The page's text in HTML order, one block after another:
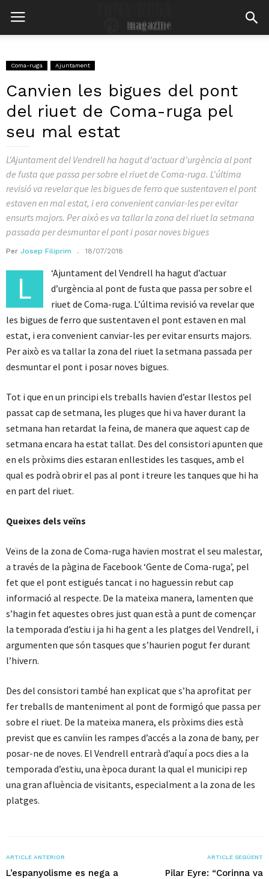
Coma-ruga Ajuntament
Canvien les bigues del pont
del riuet de Coma-ruga pel
seu mal estat
L'Ajuntament del Vendrell ha hagut d'actuar d'urgència al pont
de fusta que passa per sobre el riuet de Coma-ruga. L'última
revisió va revelar que les bigues de ferro que sustentaven el pont
estaven en mal estat, i era convenient canviar-les per evitar
ensurts majors. Per això es va tallar la zona del riuet la setmana
passada per desmuntar el pont i posar noves bigues
Per Josep Filiprim 18/07/2018
L
‘Ajuntament del Vendrell ha hagut d’actuar
d’urgència al pont de fusta que passa per sobre el
riuet de Coma-ruga. L’última revisió va revelar que
les bigues de ferro que sustentaven el pont estaven en mal
estat, i era convenient canviar-les per evitar ensurts majors.
Per això es va tallar la zona del riuet la setmana passada per
desmuntar el pont i posar noves bigues.
Tot i que en un principi els treballs havien d’estar llestos pel
passat cap de setmana, les pluges que hi va haver durant la
setmana han retardat la feina, de manera que aquest cap de
setmana encara ha estat tallat. Des del consistori apunten que
en els pròxims dies estaran enllestides les tasques, amb el
qual es podrà obrir el pas al pont i treure les tanques que hi ha
en part del riuet.
Queixes dels veïns
Veïns de la zona de Coma-ruga havien mostrat el seu malestar,
a través de la pàgina de Facebook ‘Gente de Coma-ruga’, pel
fet que el pont estigués tancat i no haguessin rebut cap
informació al respecte. De la mateixa manera, lamenten que
s’hagin fet aquestes obres just quan està a punt de començar
la temporada d’estiu i ja hi ha gent a les platges del Vendrell, i
argumenten que són tasques que s’haurien pogut fer durant
l’hivern.
Des del consistori també han explicat que s’ha aprofitat per
fer treballs de manteniment al pont de formigó que passa per
sobre el riuet. De la mateixa manera, els pròxims dies està
previst que es canviïn les rampes d’accés a la zona de bany, per
posar-ne de noves. El Vendrell entrarà d’aquí a pocs dies a la
temporada d’estiu, una època durant la qual el municipi rep
una gran afluència de visitants, especialment a la zona de les
platges.
ARTICLE ANTERIOR
L’espanyolisme es nega a
ARTICLE SEGÜENT
Pilar Eyre: “Corinna va